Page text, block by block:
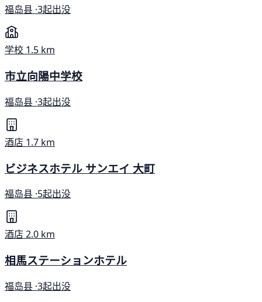
福岛县 ·3起出没
学校 1.5 km
市立向陽中学校
福岛县 ·3起出没
酒店 1.7 km
ビジネスホテル サンエイ 大町
福岛县 ·5起出没
酒店2.0 km
相馬ステーションホテル
福岛县 ·3起出没